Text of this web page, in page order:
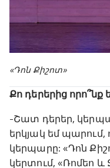
«Դոն Քիշոտ»
Քո դերերից
-Շատ դերեր,
երկյակ եմ պարում,
կերպարը: «Դոն
կերտում, «Ռոմեո և